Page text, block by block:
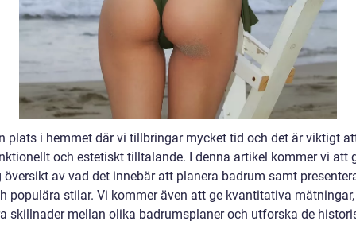
plats i hemmet där vi tillbringar mycket tid och det är viktigt
och estetiskt tilltalande. I denna artikel kommer vi att
översikt av vad det innebär att planera badrum samt
populära stilar. Vi kommer även att ge kvantitativa mätningar,
skillnader mellan olika badrumsplaner och utforska de